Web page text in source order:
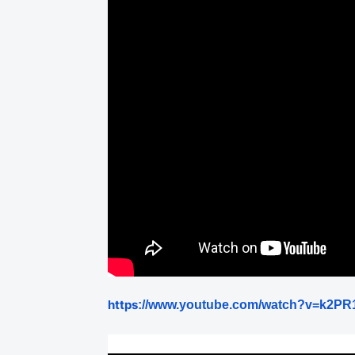
https://www.youtube.com/watch?v=k2PR